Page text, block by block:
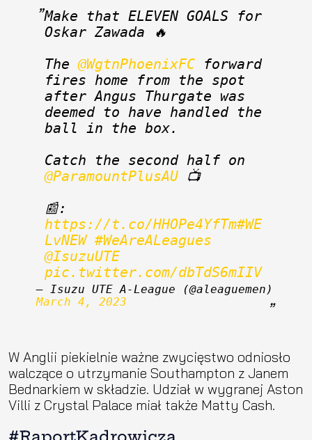
Make that ELEVEN GOALS for
Oskar Zawada 🔥
The @WgtnPhoenixFC forward
fires home from the spot
after Angus Thurgate was
deemed to have handled the
ball in the box.
@ParamountPlusAU 📺
https://t.co/HHOPe4YfTm#WE
LvNEW #WeAreALeagues
@IsuzuUTE
pic.twitter.com/dbTdS6mIIV
March 4, 2023
W Anglii piekielnie ważne zwycięstwo odniosło
walczące o utrzymanie Southampton z Janem
Bednarkiem w składzie. Udział w wygranej Aston
Villi z Crystal Palace miał także Matty Cash.